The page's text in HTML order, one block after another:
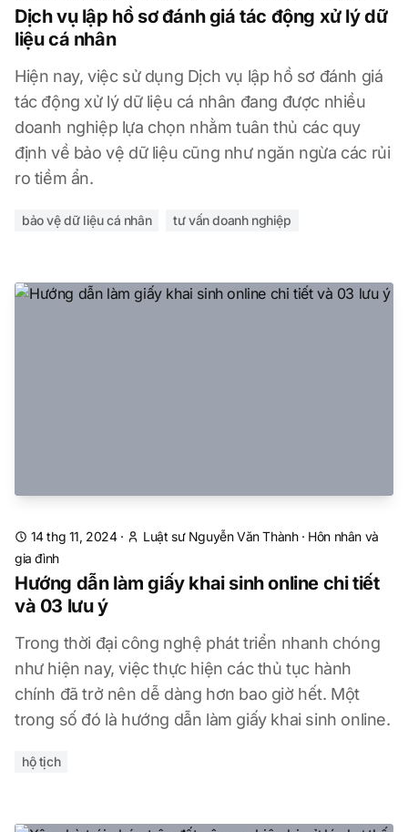
Dịch vụ lập hồ sơ đánh giá tác động xử lý dữ
liệu cá nhân
Hiện nay, việc sử dụng Dịch vụ lập hồ sơ đánh giá
tác động xử lý dữ liệu cá nhân đang được nhiều
doanh nghiệp lựa chọn nhằm tuân thủ các quy
định về bảo vệ dữ liệu cũng như ngăn ngừa các rủi
ro tiềm ẩn.
bảo vệ dữ liệu cá nhân tư vấn doanh nghiệp
14 thg 11, 2024· Luật sư Nguyễn Văn Thành· Hôn nhân và
gia đình
Hướng dẫn làm giấy khai sinh online chi tiết
và 03 lưu ý
Trong thời đại công nghệ phát triển nhanh chóng
như hiện nay, việc thực hiện các thủ tục hành
chính đã trở nên dễ dàng hơn bao giờ hết. Một
trong số đó là hướng dẫn làm giấy khai sinh online.
hộ tịch